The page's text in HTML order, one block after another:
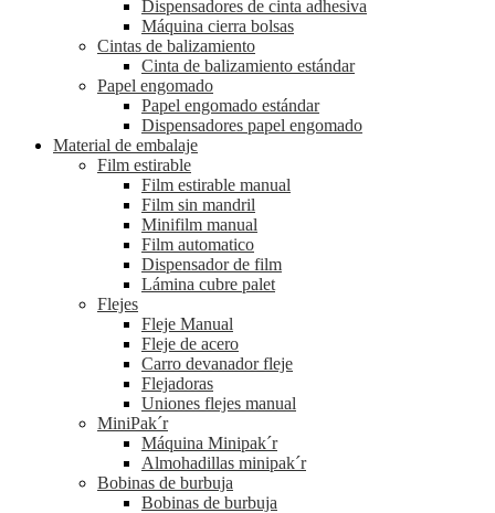
Dispensadores de cinta adhesiva
Máquina cierra bolsas
Cintas de balizamiento
Cinta de balizamiento estándar
Papel engomado
Papel engomado estándar
Dispensadores papel engomado
Material de embalaje
Film estirable
Film estirable manual
Film sin mandril
Minifilm manual
Film automatico
Dispensador de film
Lámina cubre palet
Flejes
Fleje Manual
Fleje de acero
Carro devanador fleje
Flejadoras
Uniones flejes manual
MiniPak´r
Máquina Minipak´r
Almohadillas minipak´r
Bobinas de burbuja
Bobinas de burbuja